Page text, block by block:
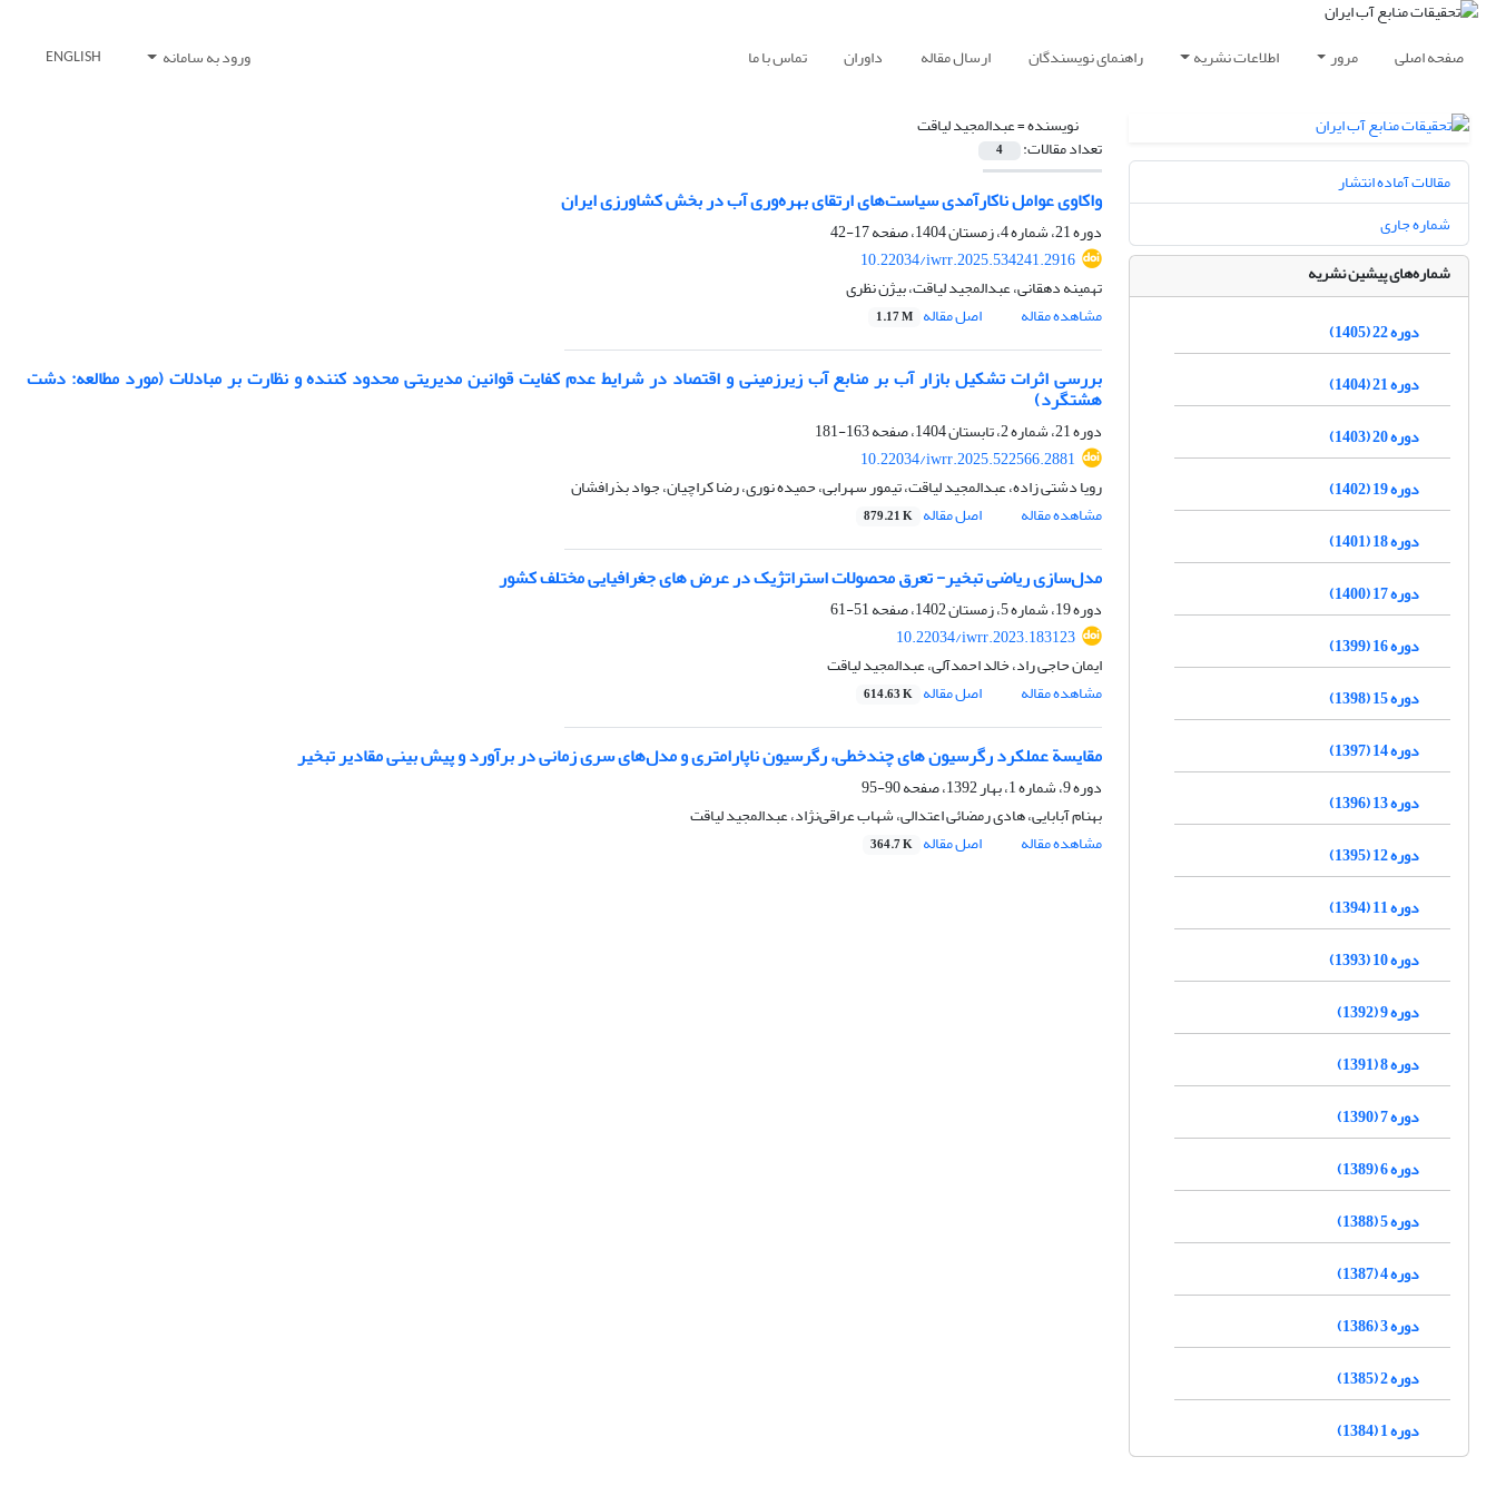
صفحه اصلی مرور اطلاعات نشریه راهنمای نویسندگان ارسال مقاله داوران تماس با ما ورود به سامانه ENGLISH
نویسنده =عبدالمجید لیاقت
تعداد مقالات: 4
واکاوی عوامل ناکارآمدی سیاست‌های ارتقای بهره‌وری آب در بخش کشاورزی ایران
دوره 21، شماره 4، زمستان 1404، صفحه
17-42
10.22034/iwrr.2025.534241.2916
تهمینه دهقانی، عبدالمجید لیاقت، بیژن نظری
مشاهده مقاله
اصل مقاله 1.17 M
بررسی اثرات تشکیل بازار آب بر منابع آب زیرزمینی و اقتصاد در شرایط عدم کفایت قوانین مدیریتی محدود کننده و نظارت بر مبادلات (مورد مطالعه: دشت
هشتگرد)
دوره 21، شماره 2، تابستان 1404، صفحه
163-181
10.22034/iwrr.2025.522566.2881
رویا دشتی زاده، عبدالمجید لیاقت، تیمور سهرابی، حمیده نوری، رضا کراچیان، جواد بذرافشان
مشاهده مقاله
اصل مقاله 879.21 K
مدل‌سازی ریاضی تبخیر- تعرق محصولات استراتژیک در عرض های جغرافیایی مختلف کشور
دوره 19، شماره 5، زمستان 1402، صفحه
51-61
10.22034/iwrr.2023.183123
ایمان حاجی راد، خالد احمدآلی، عبدالمجید لیاقت
مشاهده مقاله
اصل مقاله 614.63 K
مقایسة عملکرد رگرسیون های چندخطی، رگرسیون ناپارامتری و مدل‌های سری زمانی در برآورد و پیش بینی مقادیر تبخیر
دوره 9، شماره 1، بهار 1392، صفحه
90-95
بهنام آبابایی، هادی رمضائی اعتدالی، شهاب عراقی‌نژاد، عبدالمجید لیاقت
مشاهده مقاله
اصل مقاله 364.7 K
مقالات آماده انتشار
شماره جاری
شماره‌های پیشین نشریه
دوره 22 (1405)
دوره 21 (1404)
دوره 20 (1403)
دوره 19 (1402)
دوره 18 (1401)
دوره 17 (1400)
دوره 16 (1399)
دوره 15 (1398)
دوره 14 (1397)
دوره 13 (1396)
دوره 12 (1395)
دوره 11 (1394)
دوره 10 (1393)
دوره 9 (1392)
دوره 8 (1391)
دوره 7 (1390)
دوره 6 (1389)
دوره 5 (1388)
دوره 4 (1387)
دوره 3 (1386)
دوره 2 (1385)
دوره 1 (1384)